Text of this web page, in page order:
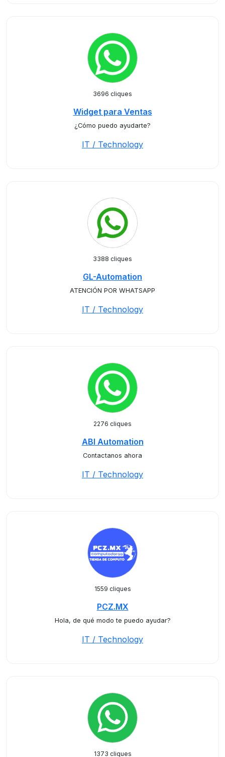
3696 cliques
Widget para Ventas
¿Cómo puedo ayudarte?
IT / Technology
3388 cliques
GL-Automation
ATENCIÓN POR WHATSAPP
IT / Technology
2276 cliques
ABI Automation
Contactanos ahora
IT / Technology
1559 cliques
PCZ.MX
Hola, de qué modo te puedo ayudar?
IT / Technology
1373 cliques